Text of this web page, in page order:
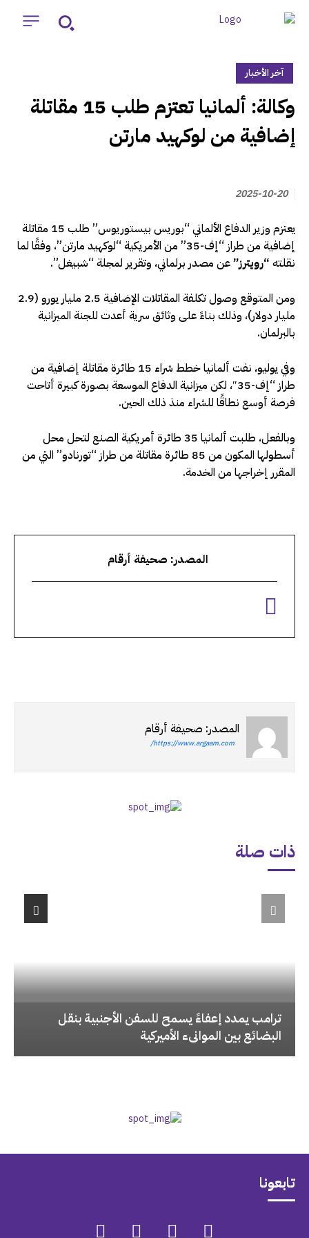
ذات صلة
‏ترامب يمدد إعفاءً يسمح للسفن الأجنبية بنقل
البضائع بين الموانىء الأميركية
آخر الأخبار
‏وكالة: ألمانيا تعتزم طلب 15 مقاتلة
إضافية من لوكهيد مارتن
2025-10-20
يعتزم وزير الدفاع الألماني “بوريس بيستوريوس” طلب 15 مقاتلة
إضافية من طراز “إف-35” من الأمريكية “لوكهيد مارتن”، وفقًا لما
نقلته “رويترز”عن مصدر برلماني، وتقرير لمجلة “شبيغل”.
ومن المتوقع وصول تكلفة المقاتلات الإضافية 2.5 مليار يورو (2.9
مليار دولار)، وذلك بناءً على وثائق سرية أعدت للجنة الميزانية
بالبرلمان.
وفي يوليو، نفت ألمانيا خطط شراء 15 طائرة مقاتلة إضافية من
طراز “إف-35″، لكن ميزانية الدفاع الموسعة بصورة كبيرة أتاحت
فرصة أوسع نطاقًا للشراء منذ ذلك الحين.
وبالفعل، طلبت ألمانيا 35 طائرة أمريكية الصنع لتحل محل
أسطولها المكون من 85 طائرة مقاتلة من طراز “تورنادو” التي من
المقرر إخراجها من الخدمة.
المصدر: صحيفة أرقام
المصدر: صحيفة أرقام
https://www.argaam.com/
تابعونا